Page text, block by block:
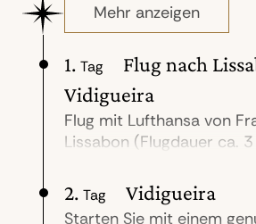
Mehr anzeigen
1. Tag
Flug nach
Vidigueira
Flug mit Lufthansa von
Lissabon (Flugdauer ca.
Quinta do Paral
gegen geringfügige
2. Tag Vidigueira
Starten Sie mit einem